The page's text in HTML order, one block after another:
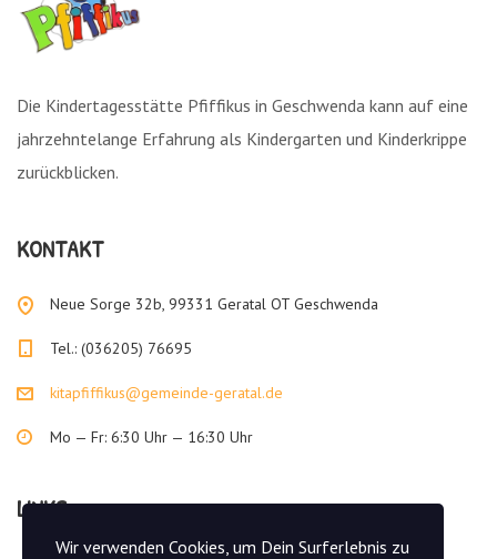
Die Kindertagesstätte Pfiffikus in Geschwenda kann auf eine
jahrzehntelange Erfahrung als Kindergarten und Kinderkrippe
zurückblicken.
KONTAKT
Neue Sorge 32b, 99331 Geratal OT Geschwenda
Tel.: (036205) 76695
kitapfiffikus@gemeinde-geratal.de
Mo — Fr: 6:30 Uhr — 16:30 Uhr
LINKS
Wir verwenden Cookies, um Dein Surferlebnis zu